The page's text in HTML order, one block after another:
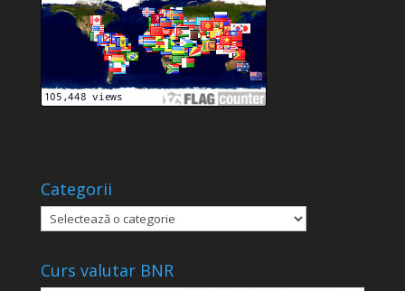
Categorii
Categorii
Curs valutar BNR